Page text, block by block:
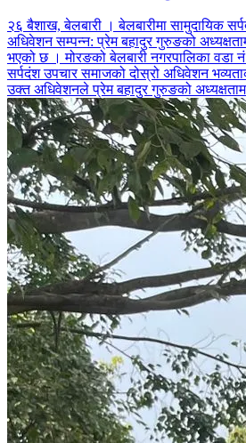
२६ बैशाख, बेलबारी । बेलबारीमा सामुदायिक
अधिवेशन सम्पन्न: प्रेम बहादुर गुरुङको
भएको छ । मोरङको बेलबारी नगरपालिका वडा
सर्पदंश उपचार समाजको दोस्रो अधिवेशन
उक्त अधिवेशनले प्रेम बहादुर गुरुङको